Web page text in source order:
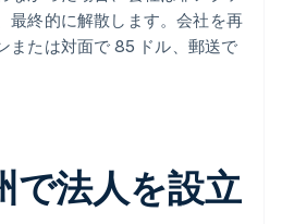
最終的に解散します。会社を再
または対面で 85 ドル、郵送で
で法人を設立